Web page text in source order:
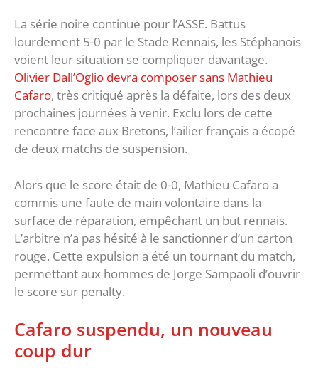
La série noire continue pour l’ASSE. Battus
lourdement 5-0 par le Stade Rennais, les Stéphanois
voient leur situation se compliquer davantage.
Olivier Dall’Oglio devra composer sans Mathieu
Cafaro, très critiqué après la défaite, lors des deux
prochaines journées à venir. Exclu lors de cette
rencontre face aux Bretons, l’ailier français a écopé
de deux matchs de suspension.
Alors que le score était de 0-0, Mathieu Cafaro a
commis une faute de main volontaire dans la
surface de réparation, empêchant un but rennais.
L’arbitre n’a pas hésité à le sanctionner d’un carton
rouge. Cette expulsion a été un tournant du match,
permettant aux hommes de Jorge Sampaoli d’ouvrir
le score sur penalty.
Cafaro suspendu, un nouveau
coup dur